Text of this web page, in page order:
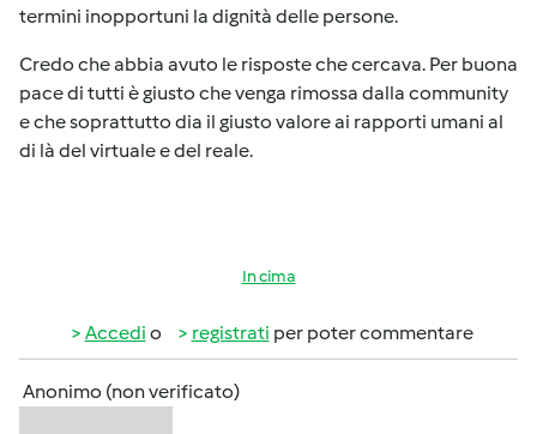
termini inopportuni la dignità delle persone.
Credo che abbia avuto le risposte che cercava. Per buona
pace di tutti è giusto che venga rimossa dalla community
e che soprattutto dia il giusto valore ai rapporti umani al
di là del virtuale e del reale.
In cima
Accedi o registrati per poter commentare
Anonimo (non verificato)